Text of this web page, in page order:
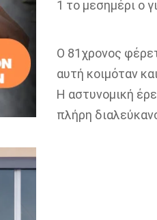
1 το μεσημέρι ο
Ο 81χρονος
αυτή κοιμόταν
Η αστυνομική
πλήρη